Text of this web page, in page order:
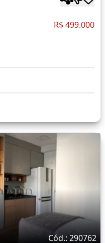
R$ 499.000
Cód.: 290762